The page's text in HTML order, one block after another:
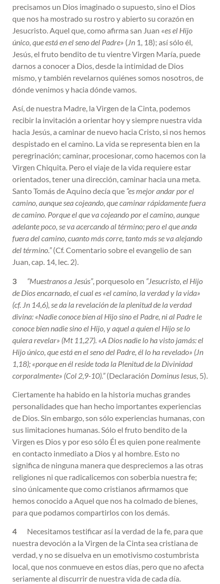
precisamos un Dios imaginado o supuesto, sino el Dios
que nos ha mostrado su rostro y abierto su corazón en
Jesucristo. Aquel que, como afirma san Juan «es el Hijo
único, que está en el seno del Padre» (Jn 1, 18); así sólo él,
Jesús, el fruto bendito de tu vientre Virgen María, puede
darnos a conocer a Dios, desde la intimidad de Dios
mismo, y también revelarnos quiénes somos nosotros, de
dónde venimos y hacia dónde vamos.
Así, de nuestra Madre, la Virgen de la Cinta, podemos
recibir la invitación a orientar hoy y siempre nuestra vida
hacia Jesús, a caminar de nuevo hacia Cristo, si nos hemos
despistado en el camino. La vida se representa bien en la
peregrinación; caminar, procesionar, como hacemos con la
Virgen Chiquita. Pero el viaje de la vida requiere estar
orientados, tener una dirección, caminar hacia una meta.
Santo Tomás de Aquino decía que “es mejor andar por el
camino, aunque sea cojeando, que caminar rápidamente fuera
de camino. Porque el que va cojeando por el camino, aunque
adelante poco, se va acercando al término; pero el que anda
fuera del camino, cuanto más corre, tanto más se va alejando
del término.”(Cf. Comentario sobre el evangelio de san
Juan, cap. 14, lec. 2).
3 “Muestranos a Jesús”, porquesolo en “Jesucristo, el Hijo
de Dios encarnado, el cual es «el camino, la verdad y la vida»
(cf. Jn 14,6), se da la revelación de la plenitud de la verdad
divina: «Nadie conoce bien al Hijo sino el Padre, ni al Padre le
conoce bien nadie sino el Hijo, y aquel a quien el Hijo se lo
quiera revelar» (Mt 11,27). «A Dios nadie lo ha visto jamás: el
Hijo único, que está en el seno del Padre, él lo ha revelado» (Jn
1,18); «porque en él reside toda la Plenitud de la Divinidad
corporalmente» (Col 2,9-10).”(Declaración Dominus Iesus , 5).
Ciertamente ha habido en la historia muchas grandes
personalidades que han hecho importantes experiencias
de Dios. Sin embargo, son sólo experiencias humanas, con
sus limitaciones humanas. Sólo el fruto bendito de la
Virgen es Dios y por eso sólo Él es quien pone realmente
en contacto inmediato a Dios y al hombre. Esto no
significa de ninguna manera que despreciemos a las otras
religiones ni que radicalicemos con soberbia nuestra fe;
sino únicamente que como cristianos afirmamos que
hemos conocido a Aquel que nos ha colmado de bienes,
para que podamos compartirlos con los demás.
4 Necesitamos testificar así la verdad de la fe, para que
nuestra devoción a la Virgen de la Cinta sea cristiana de
verdad, y no se disuelva en un emotivismo costumbrista
local, que nos conmueve en estos días, pero que no afecta
seriamente al discurrir de nuestra vida de cada día.